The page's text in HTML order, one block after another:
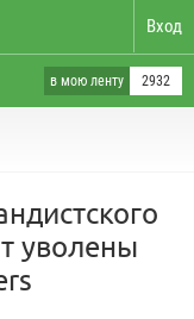
Вход
в мою ленту 2932
уволены